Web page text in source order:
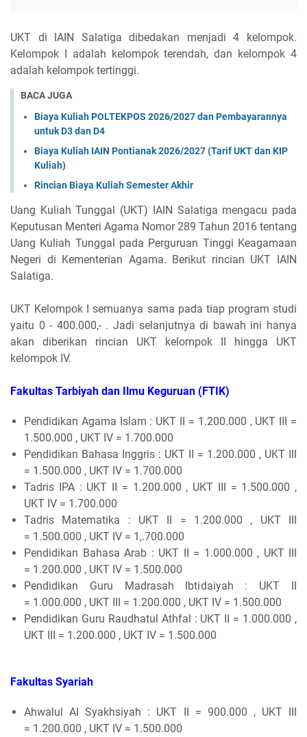
UKT di IAIN Salatiga dibedakan menjadi 4 kelompok.
Kelompok I adalah kelompok terendah, dan kelompok 4
adalah kelompok tertinggi.
BACA JUGA
Biaya Kuliah POLTEKPOS 2026/2027 dan Pembayarannya
untuk D3 dan D4
Biaya Kuliah IAIN Pontianak 2026/2027 (Tarif UKT dan KIP
Kuliah)
Rincian Biaya Kuliah Semester Akhir
Uang Kuliah Tunggal (UKT) IAIN Salatiga mengacu pada
Keputusan Menteri Agama Nomor 289 Tahun 2016 tentang
Uang Kuliah Tunggal pada Perguruan Tinggi Keagamaan
Negeri di Kementerian Agama. Berikut rincian UKT IAIN
Salatiga.
UKT Kelompok I semuanya sama pada tiap program studi
yaitu 0 - 400.000,- . Jadi selanjutnya di bawah ini hanya
akan diberikan rincian UKT kelompok II hingga UKT
kelompok IV.
Fakultas Tarbiyah dan Ilmu Keguruan (FTIK)
Pendidikan Agama Islam : UKT II = 1.200.000 , UKT III =
1.500.000 , UKT IV = 1.700.000
Pendidikan Bahasa Inggris : UKT II = 1.200.000 , UKT III
= 1.500.000 , UKT IV = 1.700.000
Tadris IPA : UKT II = 1.200.000 , UKT III = 1.500.000 ,
UKT IV = 1.700.000
Tadris Matematika : UKT II = 1.200.000 , UKT III
= 1.500.000 , UKT IV = 1,.700.000
Pendidikan Bahasa Arab : UKT II = 1.000.000 , UKT III
= 1.200.000 , UKT IV = 1.500.000
Pendidikan Guru Madrasah Ibtidaiyah : UKT II
= 1.000.000 , UKT III = 1.200.000 , UKT IV = 1.500.000
Pendidikan Guru Raudhatul Athfal : UKT II = 1.000.000 ,
UKT III = 1.200.000 , UKT IV = 1.500.000
Fakultas Syariah
Ahwalul Al Syakhsiyah : UKT II = 900.000 , UKT III
= 1.200.000 , UKT IV = 1.500.000